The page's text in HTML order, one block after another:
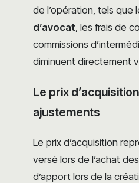
de l’opération, tels que
d’avocat, les frais de
commissions
diminuent directement
Le prix
ajustements
Le prix d’acquisition
versé lors de l’achat
d’apport lors de la